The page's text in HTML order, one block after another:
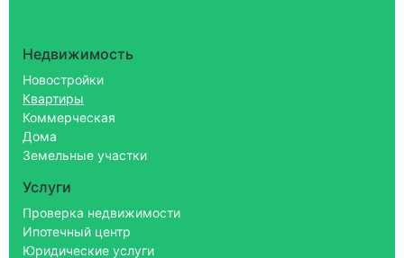
Недвижимость
Новостройки
Квартиры
Коммерческая
Дома
Земельные участки
Услуги
Проверка недвижимости
Ипотечный центр
Юридические услуги